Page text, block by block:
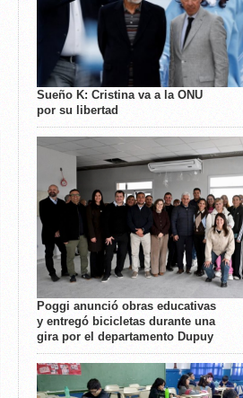
Sueño K: Cristina va a la ONU
por su libertad
Poggi anunció obras educativas
y entregó bicicletas durante una
gira por el departamento Dupuy